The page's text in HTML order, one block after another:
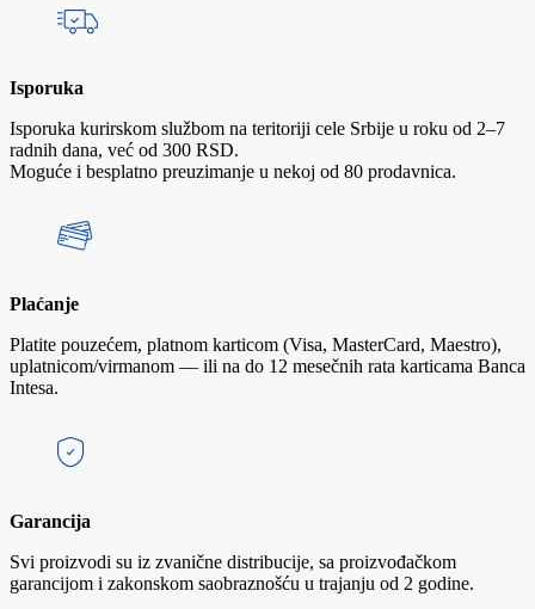
Isporuka
Isporuka kurirskom službom na teritoriji cele Srbije u roku od 2–7
radnih dana, već od 300 RSD.
Moguće i besplatno preuzimanje u nekoj od 80 prodavnica.
Plaćanje
Platite pouzećem, platnom karticom (Visa, MasterCard, Maestro),
uplatnicom/virmanom — ili na do 12 mesečnih rata karticama Banca
Intesa.
Garancija
Svi proizvodi su iz zvanične distribucije, sa proizvođačkom
garancijom i zakonskom saobraznošću u trajanju od 2 godine.